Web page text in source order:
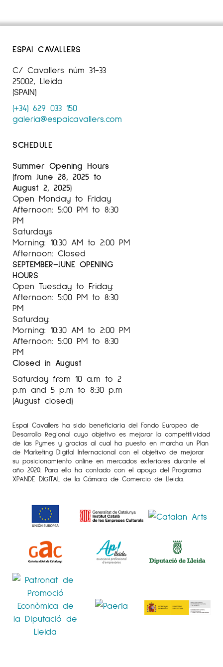
ESPAI CAVALLERS
C/ Cavallers núm 31-33
25002, Lleida
(SPAIN)
(+34) 629 033 150
galeria@espaicavallers.com
SCHEDULE
Summer Opening Hours
(from June 28, 2025 to
August 2, 2025)
Open Monday to Friday
Afternoon: 5:00 PM to 8:30
PM
Saturdays
Morning: 10:30 AM to 2:00 PM
Afternoon: Closed
SEPTEMBER–JUNE OPENING
HOURS
Open Tuesday to Friday:
Afternoon: 5:00 PM to 8:30
PM
Saturday:
Morning: 10:30 AM to 2:00 PM
Afternoon: 5:00 PM to 8:30
PM
Closed in August
Saturday from 10 a.m to 2
p.m and 5 p.m to 8:30 p.m
(August closed)
Espai Cavallers ha sido beneficiaria del Fondo Europeo de
Desarrollo Regional cuyo objetivo es mejorar la competitividad
de las Pymes y gracias al cual ha puesto en marcha un Plan
de Marketing Digital Internacional con el objetivo de mejorar
su posicionamiento online en mercados exteriores durante el
año 2020. Para ello ha contado con el apoyo del Programa
XPANDE DIGITAL de la Cámara de Comercio de Lleida.